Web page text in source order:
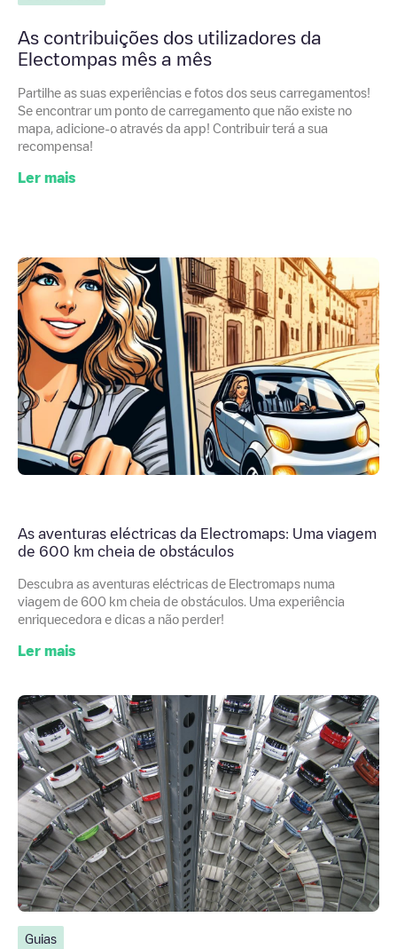
As contribuições dos utilizadores da
Electompas mês a mês
Partilhe as suas experiências e fotos dos seus carregamentos!
Se encontrar um ponto de carregamento que não existe no
mapa, adicione-o através da app! Contribuir terá a sua
recompensa!
Ler mais
As aventuras eléctricas da Electromaps: Uma viagem
de 600 km cheia de obstáculos
Descubra as aventuras eléctricas de Electromaps numa
viagem de 600 km cheia de obstáculos. Uma experiência
enriquecedora e dicas a não perder!
Ler mais
Guias